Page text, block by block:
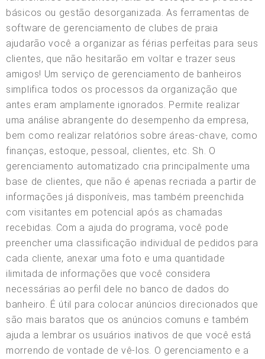
básicos ou gestão desorganizada. As ferramentas de
software de gerenciamento de clubes de praia
ajudarão você a organizar as férias perfeitas para seus
clientes, que não hesitarão em voltar e trazer seus
amigos! Um serviço de gerenciamento de banheiros
simplifica todos os processos da organização que
antes eram amplamente ignorados. Permite realizar
uma análise abrangente do desempenho da empresa,
bem como realizar relatórios sobre áreas-chave, como
finanças, estoque, pessoal, clientes, etc. Sh. O
gerenciamento automatizado cria principalmente uma
base de clientes, que não é apenas recriada a partir de
informações já disponíveis, mas também preenchida
com visitantes em potencial após as chamadas
recebidas. Com a ajuda do programa, você pode
preencher uma classificação individual de pedidos para
cada cliente, anexar uma foto e uma quantidade
ilimitada de informações que você considera
necessárias ao perfil dele no banco de dados do
banheiro. É útil para colocar anúncios direcionados que
são mais baratos que os anúncios comuns e também
ajuda a lembrar os usuários inativos de que você está
morrendo de vontade de vê-los. O gerenciamento e a